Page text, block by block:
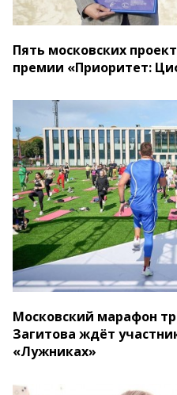
Пять московских
премии «Приоритет:
Московский марафон
Загитова ждёт
«Лужниках»